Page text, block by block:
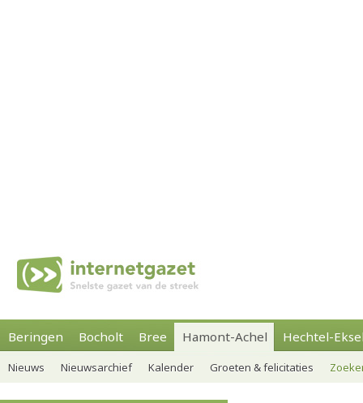
Beringen Bocholt Bree Hamont-Achel Hechtel-
Nieuws Nieuwsarchief Kalender Groeten & felicitaties